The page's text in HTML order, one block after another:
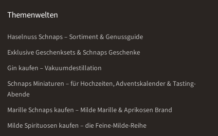
Themenwelten
Haselnuss Schnaps – Sortiment & Genussguide
Exklusive Geschenksets & Schnaps Geschenke
Gin kaufen – Vakuumdestillation
Schnaps Miniaturen – für Hochzeiten, Adventskalender & Tasting-
Abende
Marille Schnaps kaufen – Milde Marille & Aprikosen Brand
Milde Spirituosen kaufen – die Feine-Milde-Reihe